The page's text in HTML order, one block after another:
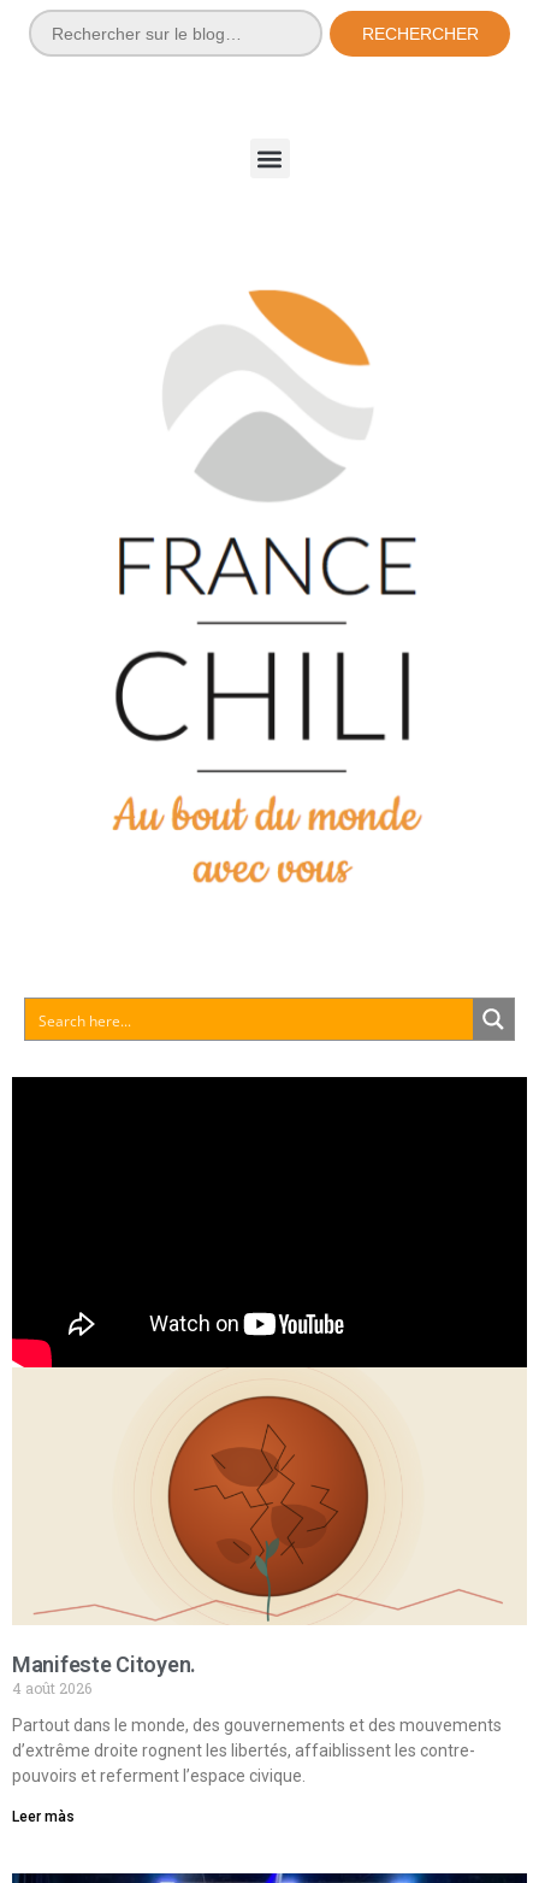
RECHERCHER
Manifeste Citoyen.
4 août 2026
Partout dans le monde, des gouvernements et des mouvements
d’extrême droite rognent les libertés, affaiblissent les contre-
pouvoirs et referment l’espace civique.
Leer màs